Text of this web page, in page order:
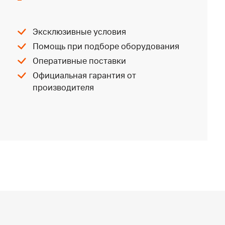
Эксклюзивные условия
Помощь при подборе оборудования
Оперативные поставки
Официальная гарантия от
производителя